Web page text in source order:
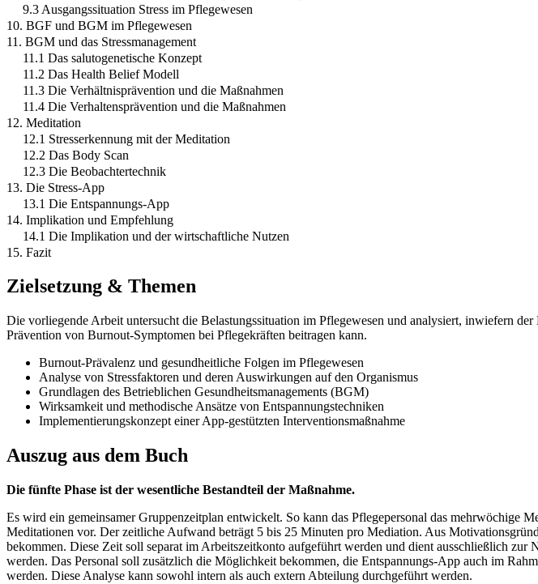
9.3 Ausgangssituation Stress im Pflegewesen
10. BGF und BGM im Pflegewesen
11. BGM und das Stressmanagement
11.1 Das salutogenetische Konzept
11.2 Das Health Belief Modell
11.3 Die Verhältnisprävention und die Maßnahmen
11.4 Die Verhaltensprävention und die Maßnahmen
12. Meditation
12.1 Stresserkennung mit der Meditation
12.2 Das Body Scan
12.3 Die Beobachtertechnik
13. Die Stress-App
13.1 Die Entspannungs-App
14. Implikation und Empfehlung
14.1 Die Implikation und der wirtschaftliche Nutzen
15. Fazit
Zielsetzung & Themen
Die vorliegende Arbeit untersucht die Belastungssituation im Pflegewesen und analysiert, inwiefern
Prävention von Burnout-Symptomen bei Pflegekräften beitragen kann.
Burnout-Prävalenz und gesundheitliche Folgen im Pflegewesen
Analyse von Stressfaktoren und deren Auswirkungen auf den Organismus
Grundlagen des Betrieblichen Gesundheitsmanagements (BGM)
Wirksamkeit und methodische Ansätze von Entspannungstechniken
Implementierungskonzept einer App-gestützten Interventionsmaßnahme
Auszug aus dem Buch
Die fünfte Phase ist der wesentliche Bestandteil der Maßnahme.
Es wird ein gemeinsamer Gruppenzeitplan entwickelt. So kann das Pflegepersonal das mehrwöchige
Meditationen vor. Der zeitliche Aufwand beträgt 5 bis 25 Minuten pro Mediation. Aus
bekommen. Diese Zeit soll separat im Arbeitszeitkonto aufgeführt werden und dient ausschließlich
werden. Das Personal soll zusätzlich die Möglichkeit bekommen, die Entspannungs-App auch im
werden. Diese Analyse kann sowohl intern als auch extern Abteilung durchgeführt werden.